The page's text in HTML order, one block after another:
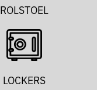
ROLSTOEL
LOCKERS